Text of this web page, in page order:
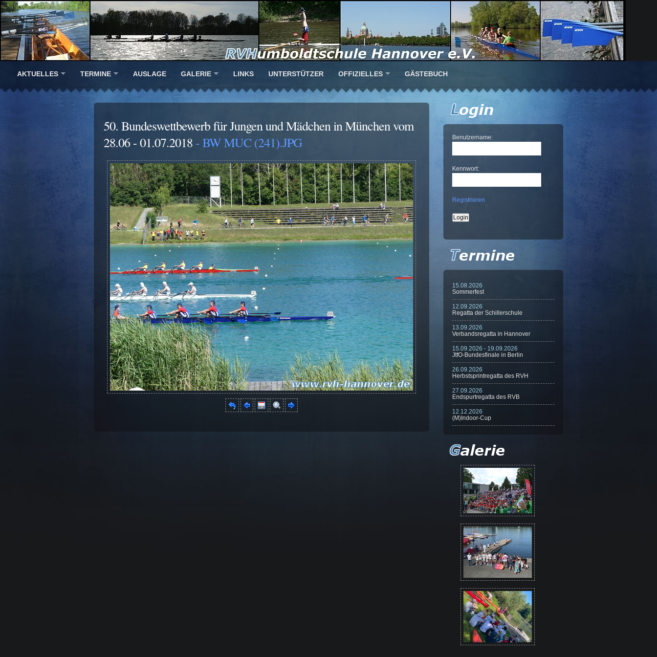
AKTUELLES TERMINE AUSLAGE GALERIE LINKS UNTERSTÜTZER OFFIZIELLES GÄSTEBUCH
50. Bundeswettbewerb für Jungen und Mädchen in München vom
28.06 - 01.07.2018 - BW MUC (241).JPG Benutzername:
Kennwort:
Registrieren
15.08.2026
Sommerfest
12.09.2026
Regatta der Schillerschule
13.09.2026
Verbandsregatta in Hannover
15.09.2026 - 19.09.2026
JtfO-Bundesfinale in Berlin
26.09.2026
Herbstsprintregatta des RVH
27.09.2026
Endspurtregatta des RVB
12.12.2026
(M)Indoor-Cup